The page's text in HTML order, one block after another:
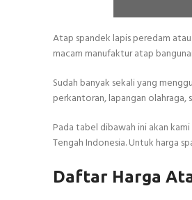
Atap spandek lapis peredam atau
macam manufaktur atap
Sudah banyak sekali yang
perkantoran, lapangan olahraga,
Pada tabel dibawah ini akan kami
Tengah Indonesia. Untuk harga
Daftar Harga